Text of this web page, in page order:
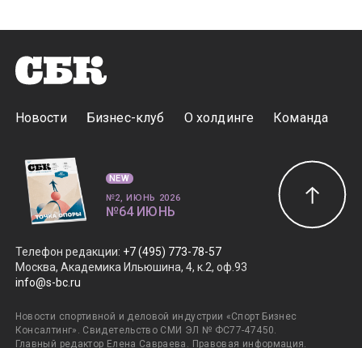
Новости Бизнес-клуб О холдинге Команда
Телефон редакции: +7 (495) 773-78-57
Москва, Академика Ильюшина, 4, к.2, оф.93
info@s-bc.ru
Новости спортивной и деловой индустрии «Спорт Бизнес
Консалтинг». Свидетельство СМИ ЭЛ № ФС77-47450.
Главный редактор Елена Савраева. Правовая информация.
NEW
№2, ИЮНЬ 2026
№64 ИЮНЬ